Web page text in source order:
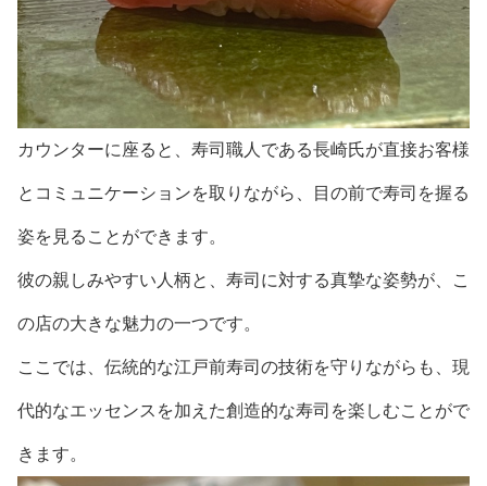
カウンターに座ると、寿司職人である長崎氏が直接お客様
とコミュニケーションを取りながら、目の前で寿司を握る
姿を見ることができます。
彼の親しみやすい人柄と、寿司に対する真摯な姿勢が、こ
の店の大きな魅力の一つです。
ここでは、伝統的な江戸前寿司の技術を守りながらも、現
代的なエッセンスを加えた創造的な寿司を楽しむことがで
きます。